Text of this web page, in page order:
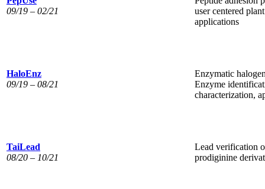
09/19 – 02/21
user centered
applications
HaloEnz
09/19 – 08/21
Enzymatic
Enzyme
characterization,
TaiLead
08/20 – 10/21
Lead verification
prodiginine